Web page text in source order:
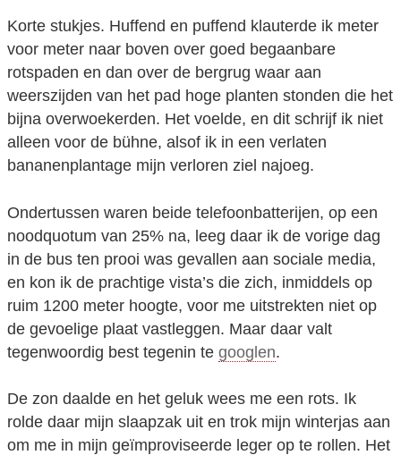
Korte stukjes. Huffend en puffend klauterde ik meter
voor meter naar boven over goed begaanbare
rotspaden en dan over de bergrug waar aan
weerszijden van het pad hoge planten stonden die het
bijna overwoekerden. Het voelde, en dit schrijf ik niet
alleen voor de bühne, alsof ik in een verlaten
bananenplantage mijn verloren ziel najoeg.
Ondertussen waren beide telefoonbatterijen, op een
noodquotum van 25% na, leeg daar ik de vorige dag
in de bus ten prooi was gevallen aan sociale media,
en kon ik de prachtige vista’s die zich, inmiddels op
ruim 1200 meter hoogte, voor me uitstrekten niet op
de gevoelige plaat vastleggen. Maar daar valt
tegenwoordig best tegenin te googlen.
De zon daalde en het geluk wees me een rots. Ik
rolde daar mijn slaapzak uit en trok mijn winterjas aan
om me in mijn geïmproviseerde leger op te rollen. Het